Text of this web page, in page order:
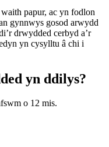
papur, ac yn fodlon
gynnwys gosod arwydd
drwydded cerbyd a’r
yn cysylltu â chi i
yn ddilys?
o 12 mis.